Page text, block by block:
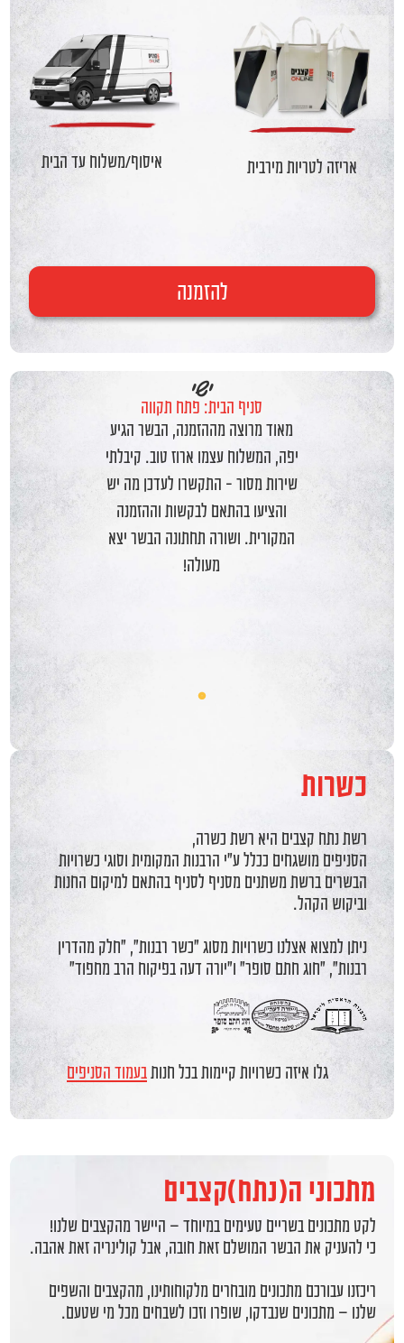
אריזה לטריות מירבית איסוף/משלוח עד הבית
להזמנה
כשרות
רשת נתח קצבים היא רשת כשרה,
הסניפים מושגחים ככלל ע"י הרבנות המקומית וסוגי כשרויות
הבשרים ברשת משתנים מסניף לסניף בהתאם למיקום החנות
וביקוש הקהל.
ניתן למצוא אצלנו כשרויות מסוג "כשר רבנות", "חלק מהדרין
רבנות", "חוג חתם סופר" ו"יורה דעה בפיקוח הרב מחפוד"
גלו איזה כשרויות קיימות בכל חנותבעמוד הסניפים
שרית
סניף הבית: אשדוד
שירות מעולה . ארוז יפה ונקי . גם
כשאני מגיעה פיזית לקניה במקום
נותני השירות ומנהלי המקום מאוד
אדיבים וסובלניים כלפי כל הלקוחות.
המקום תמיד נקי .
Slide 3 of 6.
מתכוני ה(נתח)קצבים
לקט מתכונים בשריים טעימים במיוחד – היישר מהקצבים שלנו!
כי להעניק את הבשר המושלם זאת חובה, אבל קולינריה זאת אהבה.
ריכזנו עבורכם מתכונים מובחרים מלקוחותינו, מהקצבים והשפים
שלנו – מתכונים שנבדקו, שופרו וזכו לשבחים מכל מי שטעם.